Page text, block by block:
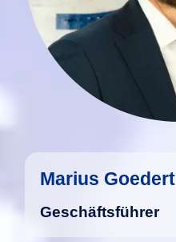
Marius Goedert
Geschäftsführer